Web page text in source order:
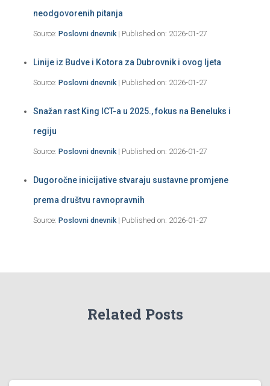
neodgovorenih pitanja
Source: Poslovni dnevnik Published on: 2026-01-27
Linije iz Budve i Kotora za Dubrovnik i ovog ljeta
Source: Poslovni dnevnik Published on: 2026-01-27
Snažan rast King ICT-a u 2025., fokus na Beneluks i
regiju
Source: Poslovni dnevnik Published on: 2026-01-27
Dugoročne inicijative stvaraju sustavne promjene
prema društvu ravnopravnih
Source: Poslovni dnevnik Published on: 2026-01-27
Related Posts